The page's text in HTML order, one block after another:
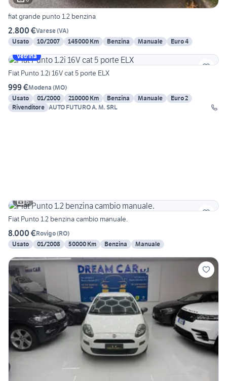
fiat grande punto 1.2 benzina
2.800 €Varese(VA)
Usato
10/2007 145000 Km Benzina Manuale
Euro 4
Vetrina
Fiat Punto 1.2i 16V cat 5 porte ELX
999 €Modena (MO)
Usato
01/2000 210000 Km Benzina Manuale
Euro 2
Rivenditore
AUTO FUTURO A. M. SRL
6
Fiat Punto 1.2 benzina cambio manuale.
8.000 €Rovigo(RO)
Usato
01/2008 50000 Km Benzina Manuale